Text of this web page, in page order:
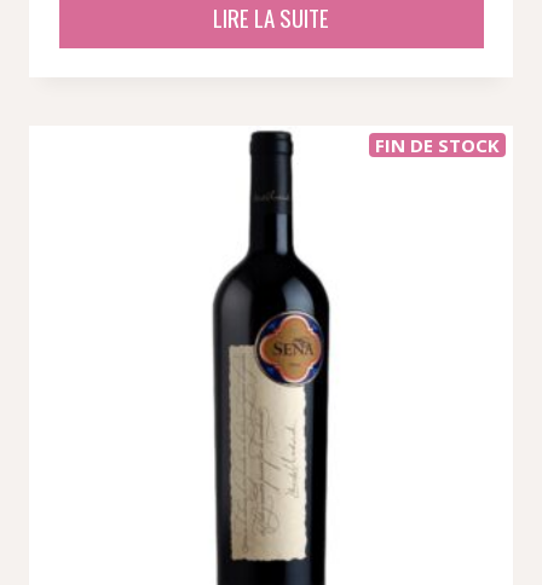
était :
est :
LIRE LA SUITE
FIN DE STOCK